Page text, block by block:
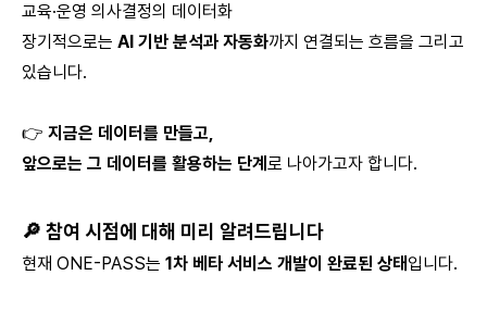
교육·운영 의사결정의 데이터화
장기적으로는 AI 기반 분석과 자동화까지 연결되는 흐름을 그리고
있습니다.
👉 지금은 데이터를 만들고,
앞으로는 그 데이터를 활용하는 단계 로 나아가고자 합니다.
🔎 참여 시점에 대해 미리 알려드립니다
현재 ONE-PASS는 1차 베타 서비스 개발이 완료된 상태입니다.